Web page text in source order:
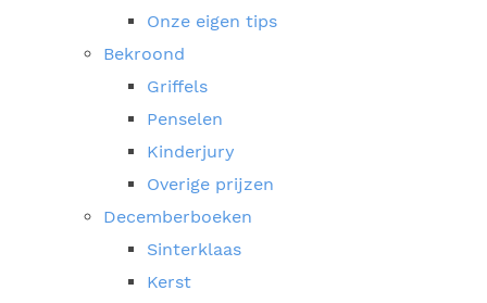
Onze eigen tips
Bekroond
Griffels
Penselen
Kinderjury
Overige prijzen
Decemberboeken
Sinterklaas
Kerst